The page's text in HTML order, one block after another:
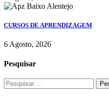
CURSOS DE APRENDIZAGEM
6 Agosto, 2026
Pesquisar